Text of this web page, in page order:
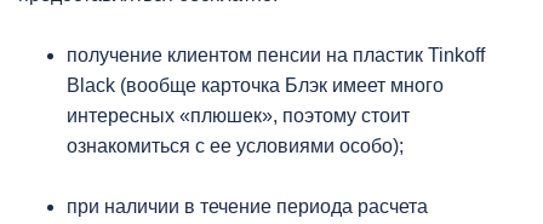
получение клиентом пенсии на пластик Tinkoff
Black (вообще карточка Блэк имеет много
интересных «плюшек», поэтому стоит
ознакомиться с ее условиями особо);
при наличии в течение периода расчета